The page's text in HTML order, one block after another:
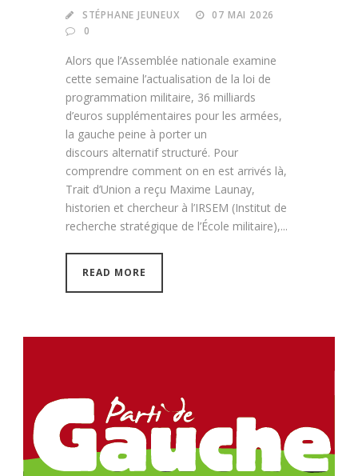
STÉPHANE JEUNEUX
07 MAI 2026
0
Alors que l’Assemblée nationale examine
cette semaine l’actualisation de la loi de
programmation militaire, 36 milliards
d’euros supplémentaires pour les armées,
la gauche peine à porter un
discours alternatif structuré. Pour
comprendre comment on en est arrivés là,
Trait d’Union a reçu Maxime Launay,
historien et chercheur à l’IRSEM (Institut de
recherche stratégique de l’École militaire),...
READ MORE